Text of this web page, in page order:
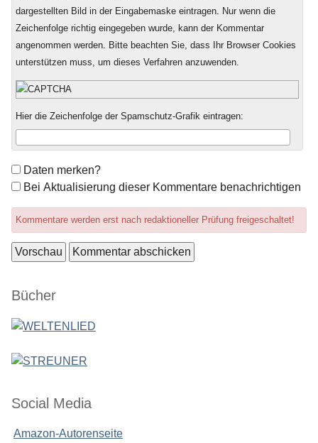
dargestellten Bild in der Eingabemaske eintragen. Nur wenn die
Zeichenfolge richtig eingegeben wurde, kann der Kommentar
angenommen werden. Bitte beachten Sie, dass Ihr Browser Cookies
unterstützen muss, um dieses Verfahren anzuwenden.
Hier die Zeichenfolge der Spamschutz-Grafik eintragen:
Formular-
Optionen
Daten merken?
Bei Aktualisierung dieser Kommentare benachrichtigen
Kommentare werden erst nach redaktioneller Prüfung freigeschaltet!
Seitenleiste
Bücher
Social Media
Amazon-Autorenseite